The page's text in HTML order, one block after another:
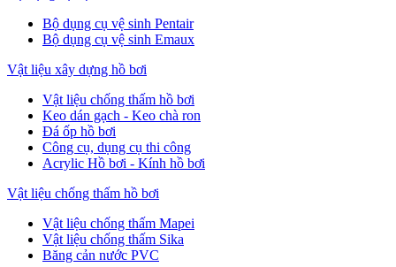
Bộ dụng cụ vệ sinh Pentair
Bộ dụng cụ vệ sinh Emaux
Vật liệu xây dựng hồ bơi
Vật liệu chống thấm hồ bơi
Keo dán gạch - Keo chà ron
Đá ốp hồ bơi
Công cụ, dụng cụ thi công
Acrylic Hồ bơi - Kính hồ bơi
Vật liệu chống thấm hồ bơi
Vật liệu chống thấm Mapei
Vật liệu chống thấm Sika
Băng cản nước PVC